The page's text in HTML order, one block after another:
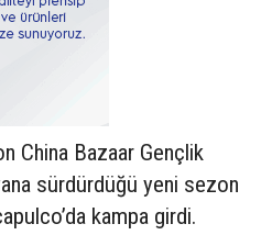
China Bazaar Gençlik
sürdürdüğü yeni sezon
kampa girdi.